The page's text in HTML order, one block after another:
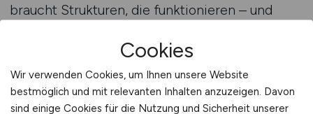
braucht Strukturen, die funktionieren – und
der digitalen Bewerbung ein wirkungsvolles
Werkzeug auf dem Weg zu einer erfolgreichen
Karriere im Transportwesen.
Jetzt digital bewerben
Cookies
Wir verwenden Cookies, um Ihnen unsere Website
bestmöglich und mit relevanten Inhalten anzuzeigen. Davon
sind einige Cookies für die Nutzung und Sicherheit unserer